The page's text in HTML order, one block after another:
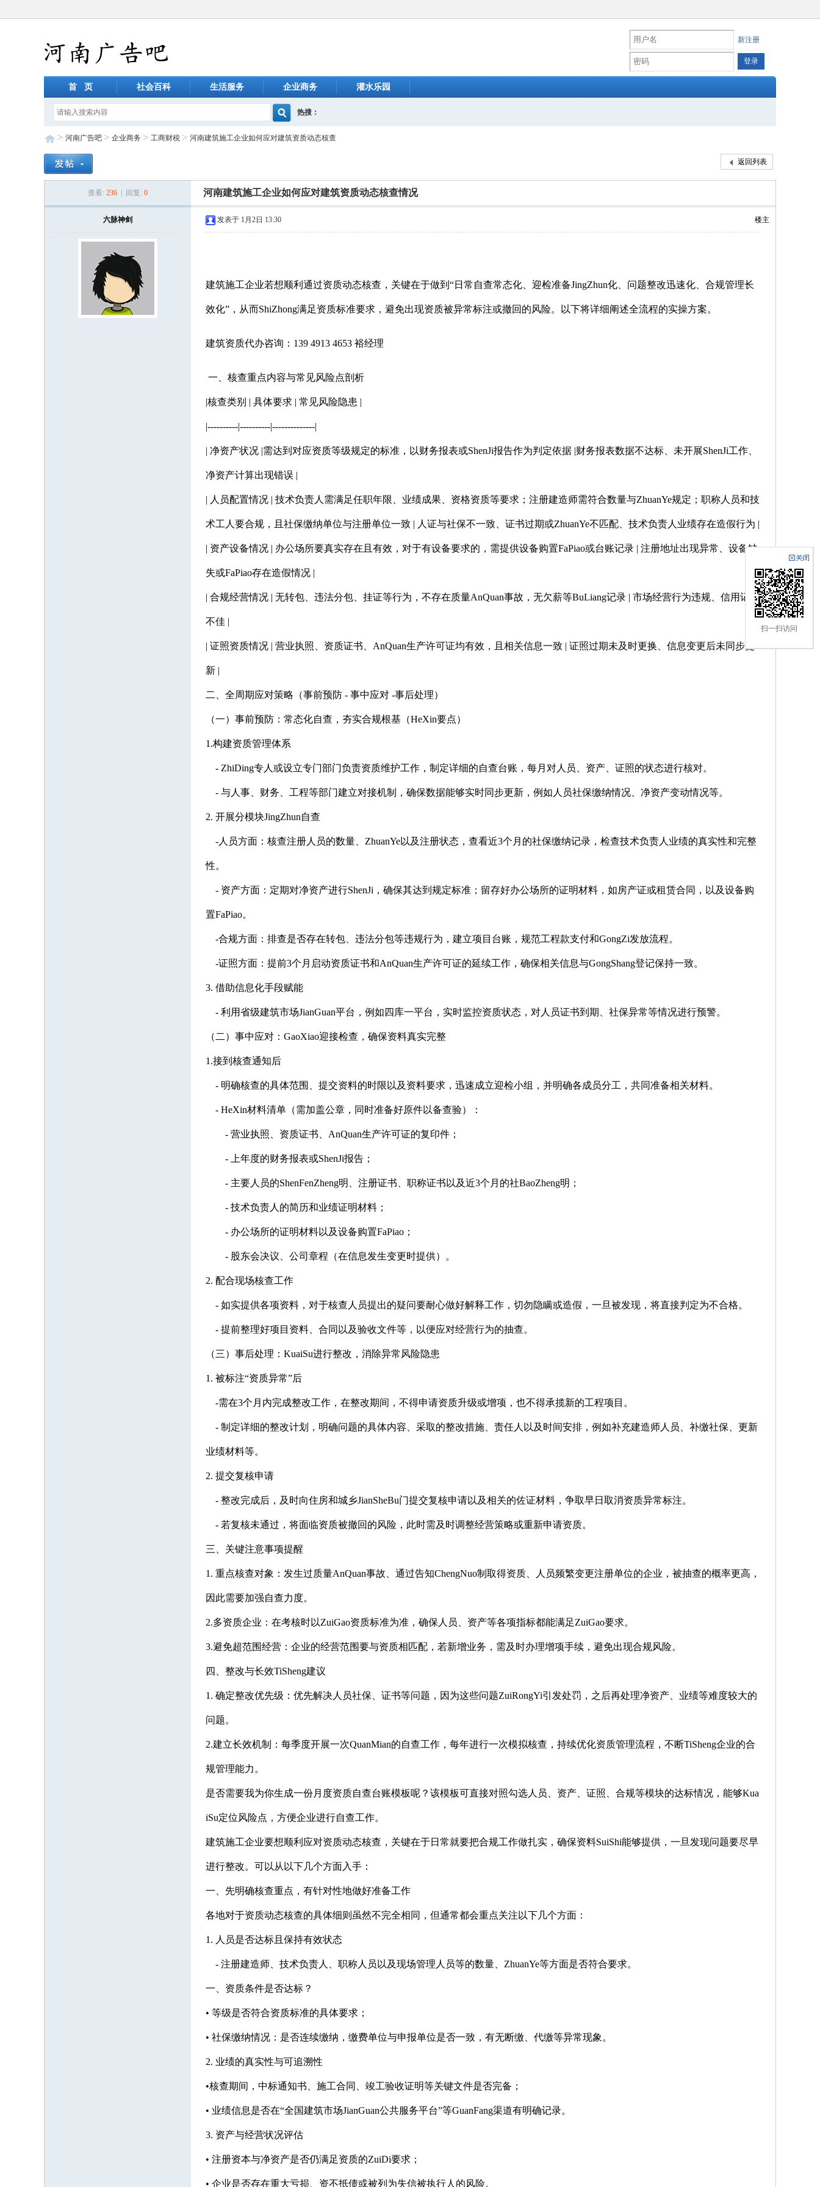
新注册
首 页 社会百科 生活服务 企业商务 灌水乐园
热搜：
> 河南广告吧 > 企业商务 > 工商财税 > 河南建筑施工企业如何应对建筑资质动态核查
返回列表
查看: 236| 回复: 0
六脉神剑
河南建筑施工企业如何应对建筑资质动态核查情况
楼主
发表于 1月2日 13:30
建筑施工企业若想顺利通过资质动态核查，关键在于做到“日常自查常态化、迎检准备JingZhun化、问题整改迅速化、合规管理长
效化”，从而ShiZhong满足资质标准要求，避免出现资质被异常标注或撤回的风险。以下将详细阐述全流程的实操方案。
建筑资质代办咨询：139 4913 4653 裕经理
一、核查重点内容与常见风险点剖析
|核查类别 | 具体要求 | 常见风险隐患 |
|----------|----------|--------------|
| 净资产状况 |需达到对应资质等级规定的标准，以财务报表或ShenJi报告作为判定依据 |财务报表数据不达标、未开展ShenJi工作、
净资产计算出现错误 |
| 人员配置情况 | 技术负责人需满足任职年限、业绩成果、资格资质等要求；注册建造师需符合数量与ZhuanYe规定；职称人员和技
术工人要合规，且社保缴纳单位与注册单位一致 | 人证与社保不一致、证书过期或ZhuanYe不匹配、技术负责人业绩存在造假行为 |
| 资产设备情况 | 办公场所要真实存在且有效，对于有设备要求的，需提供设备购置FaPiao或台账记录 | 注册地址出现异常、设备缺
失或FaPiao存在造假情况 |
| 合规经营情况 | 无转包、违法分包、挂证等行为，不存在质量AnQuan事故，无欠薪等BuLiang记录 | 市场经营行为违规、信用记录
不佳 |
| 证照资质情况 | 营业执照、资质证书、AnQuan生产许可证均有效，且相关信息一致 | 证照过期未及时更换、信息变更后未同步更
新 |
二、全周期应对策略（事前预防 - 事中应对 -事后处理）
（一）事前预防：常态化自查，夯实合规根基（HeXin要点）
1.构建资质管理体系
- ZhiDing专人或设立专门部门负责资质维护工作，制定详细的自查台账，每月对人员、资产、证照的状态进行核对。
- 与人事、财务、工程等部门建立对接机制，确保数据能够实时同步更新，例如人员社保缴纳情况、净资产变动情况等。
2. 开展分模块JingZhun自查
-人员方面：核查注册人员的数量、ZhuanYe以及注册状态，查看近3个月的社保缴纳记录，检查技术负责人业绩的真实性和完整
性。
- 资产方面：定期对净资产进行ShenJi，确保其达到规定标准；留存好办公场所的证明材料，如房产证或租赁合同，以及设备购
置FaPiao。
-合规方面：排查是否存在转包、违法分包等违规行为，建立项目台账，规范工程款支付和GongZi发放流程。
-证照方面：提前3个月启动资质证书和AnQuan生产许可证的延续工作，确保相关信息与GongShang登记保持一致。
3. 借助信息化手段赋能
- 利用省级建筑市场JianGuan平台，例如四库一平台，实时监控资质状态，对人员证书到期、社保异常等情况进行预警。
（二）事中应对：GaoXiao迎接检查，确保资料真实完整
1.接到核查通知后
- 明确核查的具体范围、提交资料的时限以及资料要求，迅速成立迎检小组，并明确各成员分工，共同准备相关材料。
- HeXin材料清单（需加盖公章，同时准备好原件以备查验）：
- 营业执照、资质证书、AnQuan生产许可证的复印件；
- 上年度的财务报表或ShenJi报告；
- 主要人员的ShenFenZheng明、注册证书、职称证书以及近3个月的社BaoZheng明；
- 技术负责人的简历和业绩证明材料；
- 办公场所的证明材料以及设备购置FaPiao；
- 股东会决议、公司章程（在信息发生变更时提供）。
2. 配合现场核查工作
- 如实提供各项资料，对于核查人员提出的疑问要耐心做好解释工作，切勿隐瞒或造假，一旦被发现，将直接判定为不合格。
- 提前整理好项目资料、合同以及验收文件等，以便应对经营行为的抽查。
（三）事后处理：KuaiSu进行整改，消除异常风险隐患
1. 被标注“资质异常”后
-需在3个月内完成整改工作，在整改期间，不得申请资质升级或增项，也不得承揽新的工程项目。
- 制定详细的整改计划，明确问题的具体内容、采取的整改措施、责任人以及时间安排，例如补充建造师人员、补缴社保、更新
业绩材料等。
2. 提交复核申请
- 整改完成后，及时向住房和城乡JianSheBu门提交复核申请以及相关的佐证材料，争取早日取消资质异常标注。
- 若复核未通过，将面临资质被撤回的风险，此时需及时调整经营策略或重新申请资质。
三、关键注意事项提醒
1. 重点核查对象：发生过质量AnQuan事故、通过告知ChengNuo制取得资质、人员频繁变更注册单位的企业，被抽查的概率更高，
因此需要加强自查力度。
2.多资质企业：在考核时以ZuiGao资质标准为准，确保人员、资产等各项指标都能满足ZuiGao要求。
3.避免超范围经营：企业的经营范围要与资质相匹配，若新增业务，需及时办理增项手续，避免出现合规风险。
四、整改与长效TiSheng建议
1. 确定整改优先级：优先解决人员社保、证书等问题，因为这些问题ZuiRongYi引发处罚，之后再处理净资产、业绩等难度较大的
问题。
2.建立长效机制：每季度开展一次QuanMian的自查工作，每年进行一次模拟核查，持续优化资质管理流程，不断TiSheng企业的合
规管理能力。
是否需要我为你生成一份月度资质自查台账模板呢？该模板可直接对照勾选人员、资产、证照、合规等模块的达标情况，能够Kua
iSu定位风险点，方便企业进行自查工作。
建筑施工企业要想顺利应对资质动态核查，关键在于日常就要把合规工作做扎实，确保资料SuiShi能够提供，一旦发现问题要尽早
进行整改。可以从以下几个方面入手：
一、先明确核查重点，有针对性地做好准备工作
各地对于资质动态核查的具体细则虽然不完全相同，但通常都会重点关注以下几个方面：
1. 人员是否达标且保持有效状态
- 注册建造师、技术负责人、职称人员以及现场管理人员等的数量、ZhuanYe等方面是否符合要求。
一、资质条件是否达标？
• 等级是否符合资质标准的具体要求；
• 社保缴纳情况：是否连续缴纳，缴费单位与申报单位是否一致，有无断缴、代缴等异常现象。
2. 业绩的真实性与可追溯性
•核查期间，中标通知书、施工合同、竣工验收证明等关键文件是否完备；
• 业绩信息是否在“全国建筑市场JianGuan公共服务平台”等GuanFang渠道有明确记录。
3. 资产与经营状况评估
• 注册资本与净资产是否仍满足资质的ZuiDi要求；
• 企业是否存在重大亏损、资不抵债或被列为失信被执行人的风险。
扫一扫访问